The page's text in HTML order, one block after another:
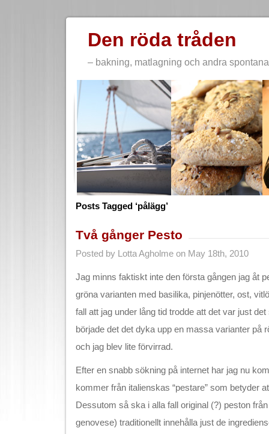
Den röda tråden
– bakning, matlagning och andra
Posts Tagged ‘pålägg’
Två gånger Pesto
Posted by Lotta Agholme on May 18th, 2010
Jag minns faktiskt inte den första gången jag åt
gröna varianten med basilika, pinjenötter, ost,
fall att jag under lång tid trodde att det var just
började det det dyka upp en massa varianter på
och jag blev lite förvirrad.
Efter en snabb sökning på internet har jag nu
kommer från italienskas “pestare” som betyder
Dessutom så ska i alla fall original (?) peston
genovese) traditionellt innehålla just de